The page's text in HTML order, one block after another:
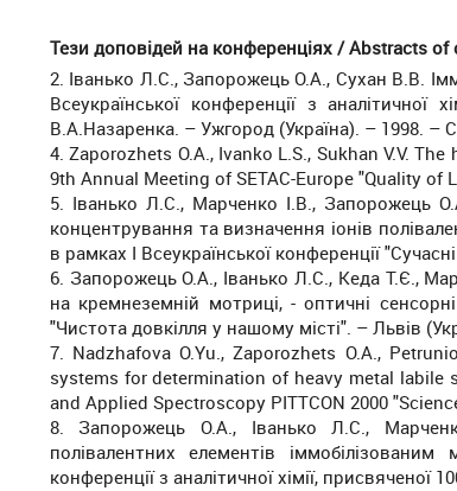
Тези доповідей на конференціях / Abstracts
2. Іванько Л.С., Запорожець О.А., Сухан В.В.
Всеукраїнської конференції з
В.А.Назаренка. – Ужгород (Україна). – 1998. –
4. Zaporozhets O.A., Ivanko L.S., Sukhan V.V.
9th Annual Meeting of SETAC-Europe "Quality of
5. Іванько Л.С., Марченко І.В., Запорожець
концентрування та визначення іонів
в рамках І Всеукраїнської конференції
6. Запорожець О.А., Іванько Л.С., Кеда Т.Є.,
на кремнеземній мотриці, - оптичні
"Чистота довкілля у нашому місті". – Львів
7. Nadzhafova O.Yu., Zaporozhets O.A.,
systems for determination of heavy metal
and Applied Spectroscopy PITTCON 2000
8. Запорожець О.А., Іванько Л.С.,
полівалентних елементів
конференції з аналітичної хімії,